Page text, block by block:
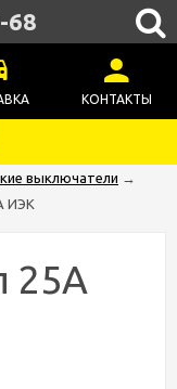
КОНТАКТЫ
68
выключатели →
ИЭК
25А